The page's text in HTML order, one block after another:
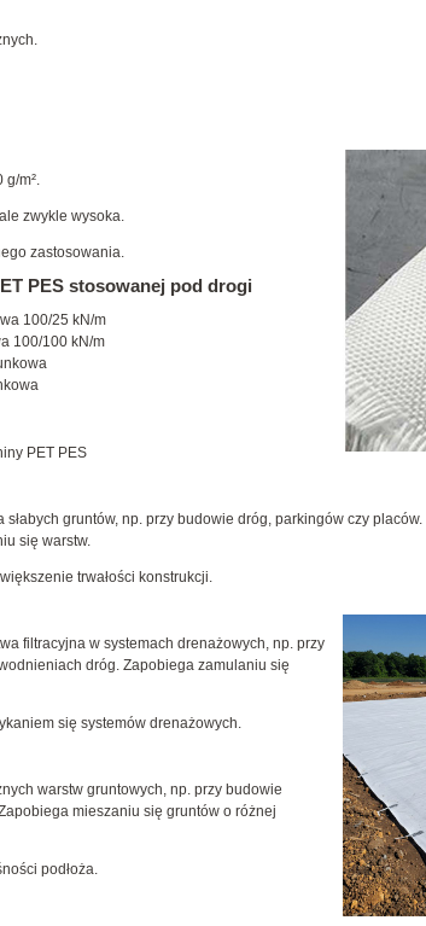
g/m².
zwykle wysoka.
zastosowania.
PES stosowanej pod drogi
100/25 kN/m
100/100 kN/m
PET PES
gruntów, np. przy budowie dróg, parkingów czy
się warstw.
trwałości konstrukcji.
filtracyjna w systemach drenażowych, np. przy
dróg. Zapobiega zamulaniu się
się systemów drenażowych.
warstw gruntowych, np. przy budowie
mieszaniu się gruntów o różnej
podłoża.